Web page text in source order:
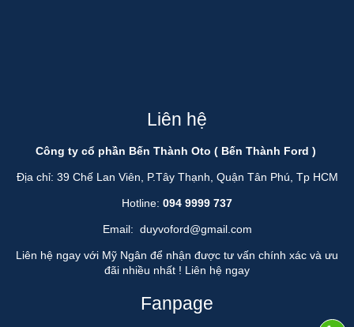
Liên hệ
Công ty cổ phần Bến Thành Oto ( Bến Thành Ford )
Địa chỉ: 39 Chế Lan Viên, P.Tây Thạnh, Quận Tân Phú, Tp HCM
Hotline: 094 9999 737
Email: duyvoford@gmail.com
Liên hệ ngay với Mỹ Ngân để nhận được tư vấn chính xác và ưu
đãi nhiều nhất ! Liên hệ ngay
Fanpage